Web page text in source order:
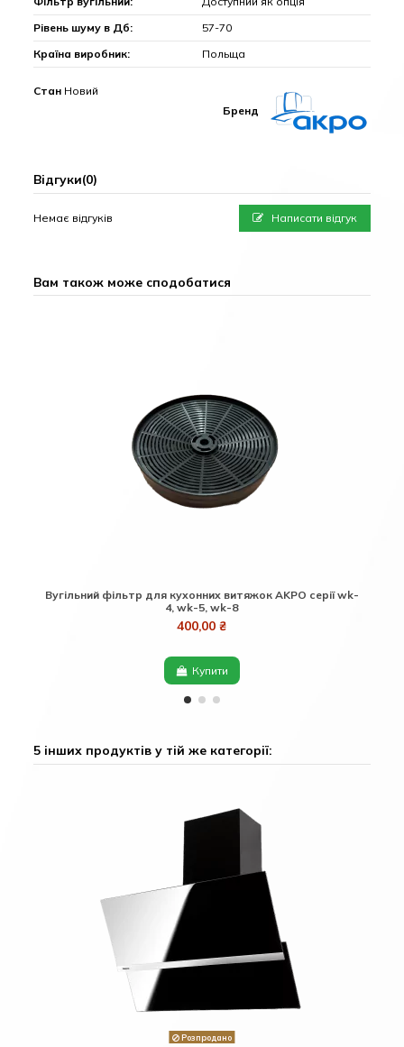
Рівень шуму в Дб:
57-70
Країна виробник:
Польща
Бренд
Стан Новий
Відгуки(0)
Немає відгуків Написати відгук
Вам також може сподобатися
Вугільний фільтр для кухонних витяжок AKPO серії wk-
4, wk-5, wk-8
400,00 ₴
Купити
5 інших продуктів у тій же категорії:
Розпродано